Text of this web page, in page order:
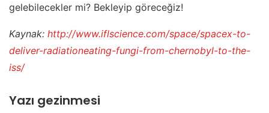
gelebilecekler mi? Bekleyip göreceğiz!
Kaynak: http://www.iflscience.com/space/spacex-to-
deliver-radiationeating-fungi-from-chernobyl-to-the-
iss/
Yazı gezinmesi